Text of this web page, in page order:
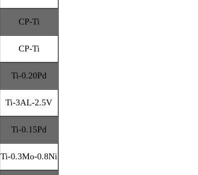
CP-Ti
CP-Ti
Ti-0.20Pd
Ti-3AL-2.5V
Ti-0.15Pd
Ti-0.3Mo-0.8Ni